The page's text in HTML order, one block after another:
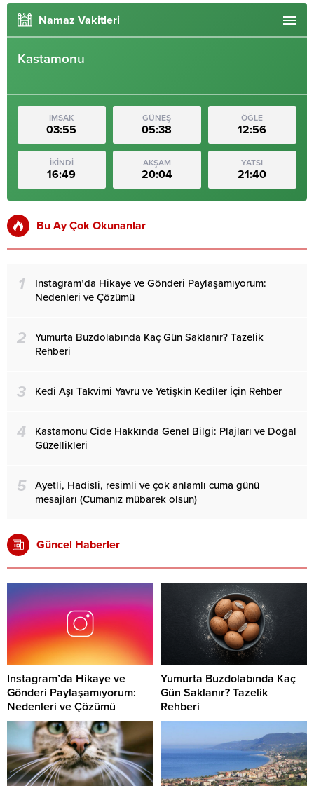
Namaz Vakitleri
Kastamonu
İMSAK
03:55
GÜNEŞ
05:38
ÖĞLE
12:56
İKİNDİ
16:49
AKŞAM
20:04
YATSI
21:40
Bu Ay Çok Okunanlar
1
Instagram’da Hikaye ve Gönderi Paylaşamıyorum:
Nedenleri ve Çözümü
2
Yumurta Buzdolabında Kaç Gün Saklanır? Tazelik
Rehberi
3 Kedi Aşı Takvimi Yavru ve Yetişkin Kediler İçin Rehber
4
Kastamonu Cide Hakkında Genel Bilgi: Plajları ve Doğal
Güzellikleri
5
Ayetli, Hadisli, resimli ve çok anlamlı cuma günü
mesajları (Cumanız mübarek olsun)
Güncel Haberler
Instagram’da Hikaye ve
Gönderi Paylaşamıyorum:
Nedenleri ve Çözümü
Yumurta Buzdolabında Kaç
Gün Saklanır? Tazelik
Rehberi